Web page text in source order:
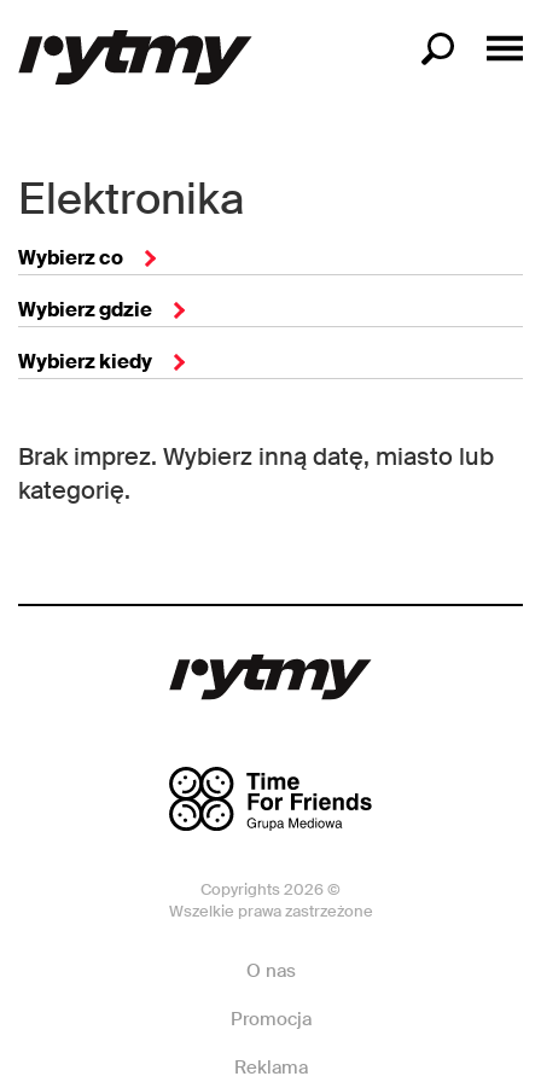
Elektronika
Wybierz co
Wybierz gdzie
Wybierz kiedy
Brak imprez. Wybierz inną datę, miasto lub
kategorię.
Copyrights 2026 ©
Wszelkie prawa zastrzeżone
O nas
Promocja
Reklama